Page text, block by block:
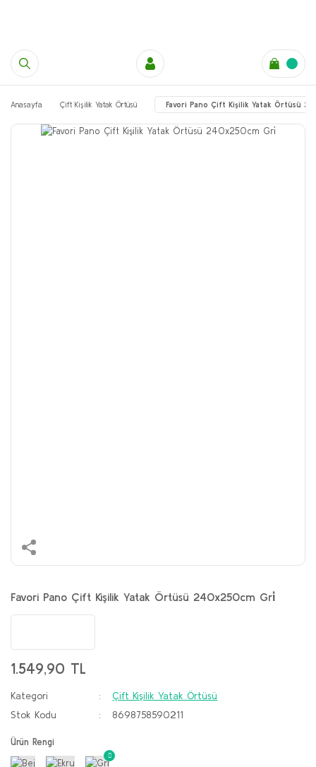
Anasayfa Çift Kişilik Yatak Örtüsü Favori Pano Çift Kişilik Yatak Örtüsü
Favori Pano Çift Kişilik Yatak Örtüsü 240x250cm Gri̇
1.549,90 TL
Kategori
Çift Kişilik Yatak Örtüsü
Stok Kodu
8698758590211
Ürün Rengi